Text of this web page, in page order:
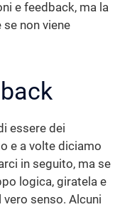
e feedback, ma la
non viene
essere dei
e a volte diciamo
in seguito, ma se
logica, giratela e
senso. Alcuni